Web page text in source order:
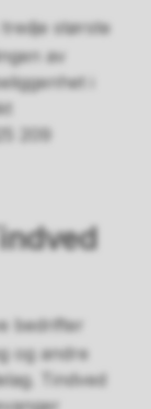
største
av
i
209
bedrifter
og andre
Tindved